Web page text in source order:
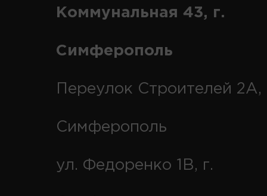
Коммунальная 43, г.
Симферополь
Переулок Строителей 2А,
Симферополь
ул. Федоренко 1В, г.